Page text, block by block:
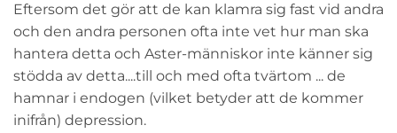
Eftersom det gör att de kan klamra sig fast vid andra
och den andra personen ofta inte vet hur man ska
hantera detta och Aster-människor inte känner sig
stödda av detta....till och med ofta tvärtom ... de
hamnar i endogen (vilket betyder att de kommer
inifrån) depression.